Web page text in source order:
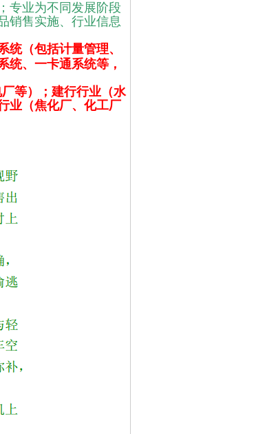
专业为不同发展阶段
销售实施、行业信息
统（包括计量管理、
统、一卡通系统等，
等）；建行行业（水
业（焦化厂、化工厂